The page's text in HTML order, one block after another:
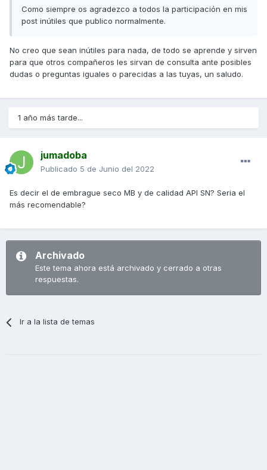
Como siempre os agradezco a todos la participación en mis
post inútiles que publico normalmente.
No creo que sean inútiles para nada, de todo se aprende y sirven
para que otros compañeros les sirvan de consulta ante posibles
dudas o preguntas iguales o parecidas a las tuyas, un saludo.
1 año más tarde...
jumadoba
Publicado 5 de Junio del 2022
Es decir el de embrague seco MB y de calidad API SN? Seria el
más recomendable?
Archivado
Este tema ahora está archivado y cerrado a otras
respuestas.
Ir a la lista de temas